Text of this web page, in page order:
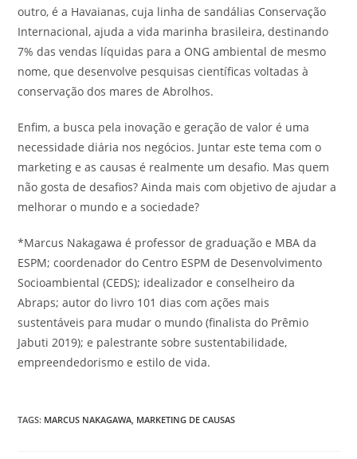
outro, é a Havaianas, cuja linha de sandálias Conservação
Internacional, ajuda a vida marinha brasileira, destinando
7% das vendas líquidas para a ONG ambiental de mesmo
nome, que desenvolve pesquisas científicas voltadas à
conservação dos mares de Abrolhos.
Enfim, a busca pela inovação e geração de valor é uma
necessidade diária nos negócios. Juntar este tema com o
marketing e as causas é realmente um desafio. Mas quem
não gosta de desafios? Ainda mais com objetivo de ajudar a
melhorar o mundo e a sociedade?
*Marcus Nakagawa é professor de graduação e MBA da
ESPM; coordenador do Centro ESPM de Desenvolvimento
Socioambiental (CEDS); idealizador e conselheiro da
Abraps; autor do livro 101 dias com ações mais
sustentáveis para mudar o mundo (finalista do Prêmio
Jabuti 2019); e palestrante sobre sustentabilidade,
empreendedorismo e estilo de vida.
TAGS: MARCUS NAKAGAWA, MARKETING DE CAUSAS